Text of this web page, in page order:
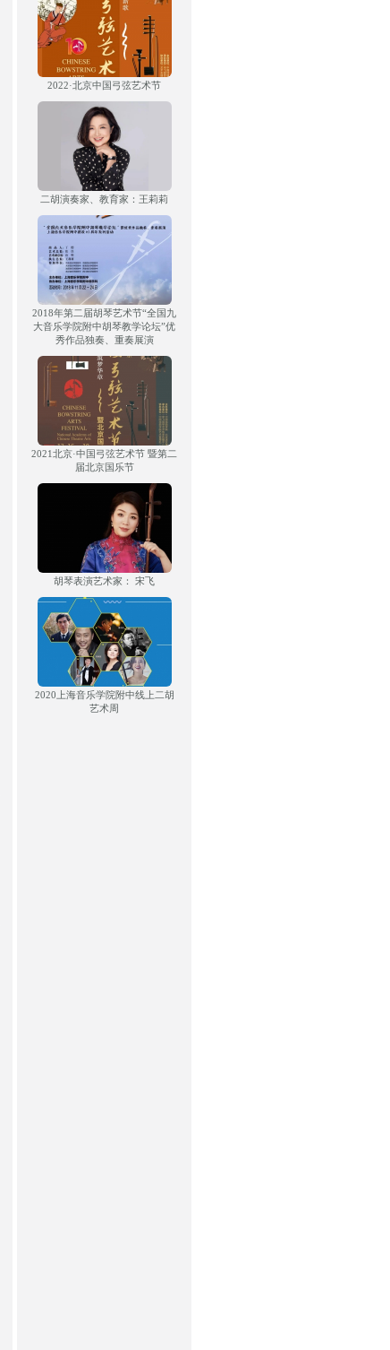
2022·北京中国弓弦艺术节
二胡演奏家、教育家：王莉莉
2018年第二届胡琴艺术节“全国九
大音乐学院附中胡琴教学论坛”优
秀作品独奏、重奏展演
2021北京·中国弓弦艺术节 暨第二
届北京国乐节
胡琴表演艺术家： 宋飞
2020上海音乐学院附中线上二胡
艺术周